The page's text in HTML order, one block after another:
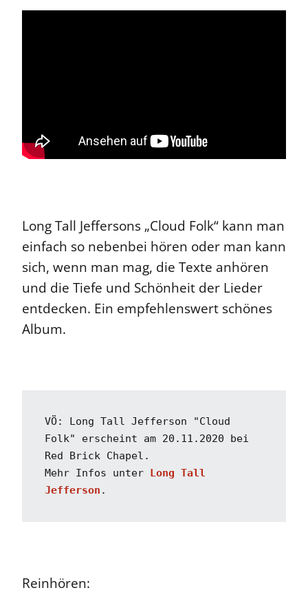
Long Tall Jeffersons „Cloud Folk“ kann man
einfach so nebenbei hören oder man kann
sich, wenn man mag, die Texte anhören
und die Tiefe und Schönheit der Lieder
entdecken. Ein empfehlenswert schönes
Album.
VÖ: Long Tall Jefferson "Cloud
Folk" erscheint am 20.11.2020 bei
Red Brick Chapel.
Mehr Infos unter Long Tall
Jefferson .
Reinhören: